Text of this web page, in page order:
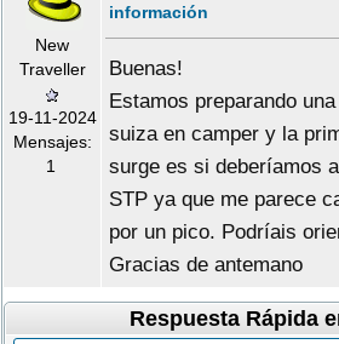
New
Traveller
19-11-2024
Mensajes:
1
información
Buenas!
Estamos preparando
suiza en camper y la
surge es si deberíamos
STP ya que me parece
por un pico. Podríais
Gracias de antemano
Respuesta Rápida